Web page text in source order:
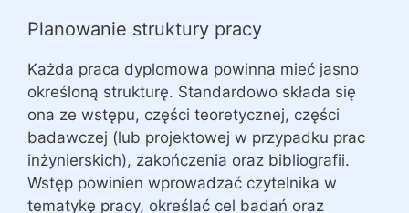
Planowanie struktury pracy
Każda praca dyplomowa powinna mieć jasno
określoną strukturę. Standardowo składa się
ona ze wstępu, części teoretycznej, części
badawczej (lub projektowej w przypadku prac
inżynierskich), zakończenia oraz bibliografii.
Wstęp powinien wprowadzać czytelnika w
tematykę pracy, określać cel badań oraz